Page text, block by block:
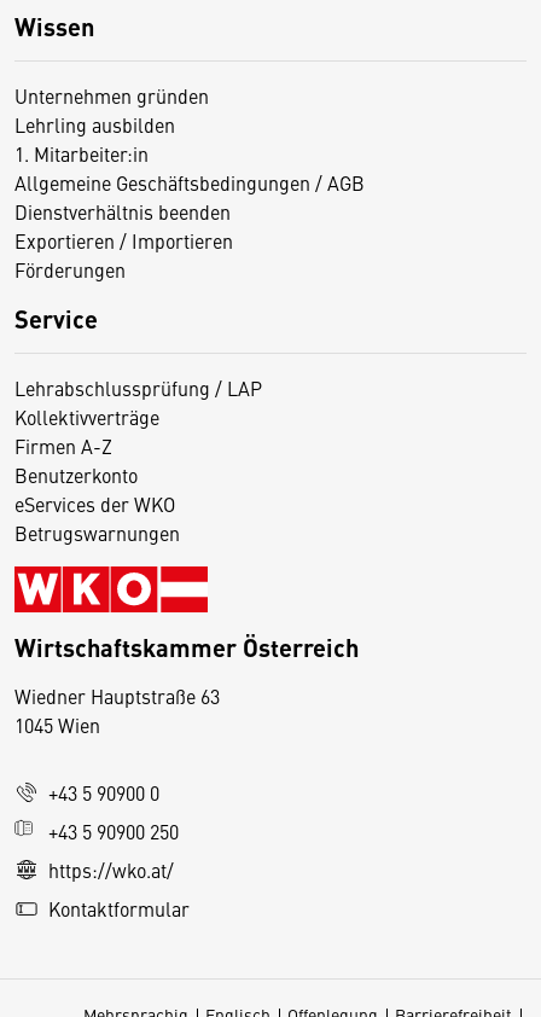
Wissen
Unternehmen gründen
Lehrling ausbilden
1. Mitarbeiter:in
Allgemeine Geschäftsbedingungen / AGB
Dienstverhältnis beenden
Exportieren / Importieren
Förderungen
Service
Lehrabschlussprüfung / LAP
Kollektivverträge
Firmen A-Z
Benutzerkonto
eServices der WKO
Betrugswarnungen
Wirtschaftskammer Österreich
Wiedner Hauptstraße 63
1045 Wien
+43 5 90900 0
+43 5 90900 250
https://wko.at/
Kontaktformular
D
s
e
S
e